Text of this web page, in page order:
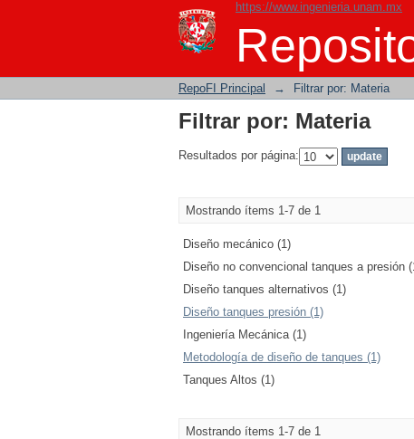
https://www.ingenieria.unam.mx
Filtrar por: Materia
RepoFI Principal → Filtrar por: Materia
Filtrar por: Materia
Resultados por página:
Mostrando ítems 1-7 de 1
Diseño mecánico (1)
Diseño no convencional tanques a presión
Diseño tanques alternativos (1)
Diseño tanques presión (1)
Ingeniería Mecánica (1)
Metodología de diseño de tanques (1)
Tanques Altos (1)
Mostrando ítems 1-7 de 1